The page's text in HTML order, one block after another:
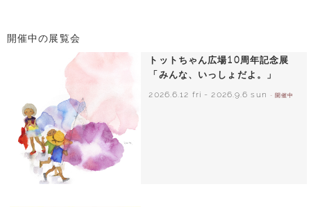
開催中の展覧会
トットちゃん広場10周年記念展
「みんな、いっしょだよ。」
2026.6.12 fri -2026.9.6 sun - 開催中